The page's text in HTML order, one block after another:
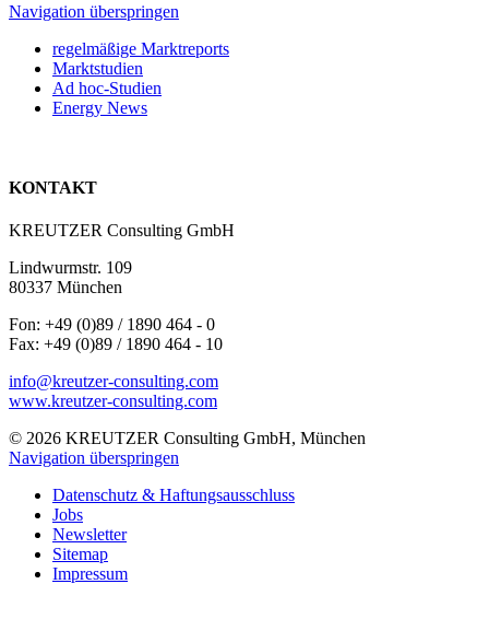
Navigation überspringen
regelmäßige Marktreports
Marktstudien
Ad hoc-Studien
Energy News
KONTAKT
KREUTZER Consulting GmbH
Lindwurmstr. 109
80337 München
Fon: +49 (0)89 / 1890 464 - 0
Fax: +49 (0)89 / 1890 464 - 10
info@kreutzer-consulting.com
www.kreutzer-consulting.com
© 2026 KREUTZER Consulting GmbH, München
Navigation überspringen
Datenschutz & Haftungsausschluss
Jobs
Newsletter
Sitemap
Impressum